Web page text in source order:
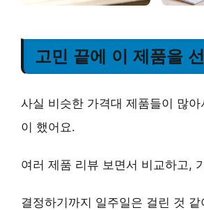
고민 끝에 이 제품을
사실 비슷한 가격대 제품들이 많
이 했어요.
여러 제품 리뷰 보면서 비교하고,
결정하기까지 일주일은 걸린 것 같